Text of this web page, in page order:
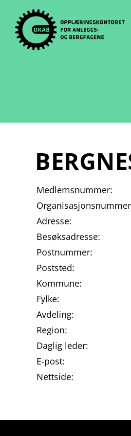
content
Medlemsnummer:
Adresse:
Besøksadresse:
Postnummer:
Poststed:
Kommune:
Fylke:
Avdeling:
Region:
Daglig leder:
E-post:
Nettside: